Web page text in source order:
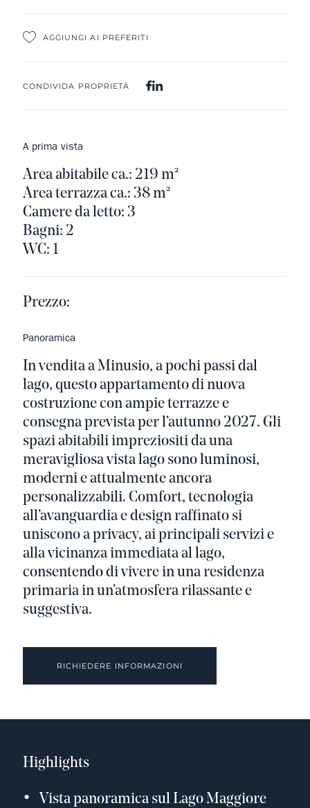
AGGIUNGI AI PREFERITI
CONDIVIDA PROPRIETÀ
A prima vista
Area abitabile ca.: 219 m²
Area terrazza ca.: 38 m²
Camere da letto: 3
Bagni: 2
WC: 1
Prezzo:
Panoramica
In vendita a Minusio, a pochi passi dal
lago, questo appartamento di nuova
costruzione con ampie terrazze e
consegna prevista per l’autunno 2027. Gli
spazi abitabili impreziositi da una
meravigliosa vista lago sono luminosi,
moderni e attualmente ancora
personalizzabili. Comfort, tecnologia
all’avanguardia e design raffinato si
uniscono a privacy, ai principali servizi e
alla vicinanza immediata al lago,
consentendo di vivere in una residenza
primaria in un’atmosfera rilassante e
suggestiva.
RICHIEDERE INFORMAZIONI
Highlights
Vista panoramica sul Lago Maggiore